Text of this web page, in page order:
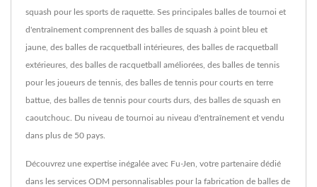
squash pour les sports de raquette. Ses principales balles de tournoi et
d'entraînement comprennent des balles de squash à point bleu et
jaune, des balles de racquetball intérieures, des balles de racquetball
extérieures, des balles de racquetball améliorées, des balles de tennis
pour les joueurs de tennis, des balles de tennis pour courts en terre
battue, des balles de tennis pour courts durs, des balles de squash en
caoutchouc. Du niveau de tournoi au niveau d'entraînement et vendu
dans plus de 50 pays.
Découvrez une expertise inégalée avec Fu-Jen, votre partenaire dédié
dans les services ODM personnalisables pour la fabrication de balles de